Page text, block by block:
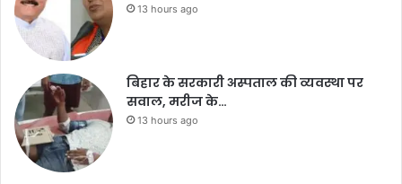
13 hours ago
बिहार के सरकारी अस्पताल की व्यवस्था पर
सवाल, मरीज के…
13 hours ago